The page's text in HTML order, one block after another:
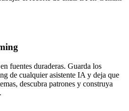
fuentes duraderas. Guarda los
de cualquier asistente IA y deja que
descubra patrones y construya